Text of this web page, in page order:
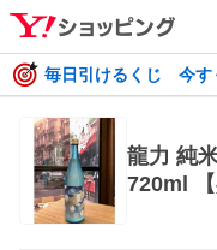
毎日引けるくじ 今す
龍力 純
720ml 【